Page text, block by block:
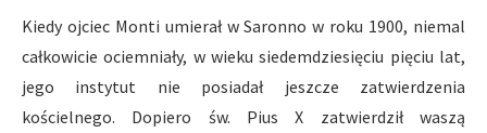
Kiedy ojciec Monti umierał w Saronno w roku 1900, niemal
całkowicie ociemniały, w wieku siedemdziesięciu pięciu lat,
jego instytut nie posiadał jeszcze zatwierdzenia
kościelnego. Dopiero św. Pius X zatwierdził waszą